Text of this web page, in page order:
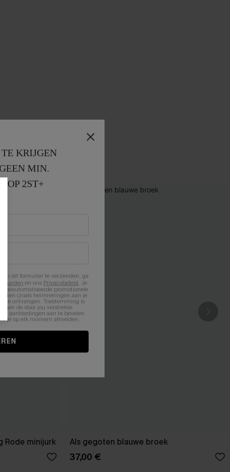
Rode minijurk Als gegoten blauwe broek
37,00 €
KRIJGEN
MIN.
OP 2ST+
en dit formulier te verzenden, ga
en ons Privacybeleid. Je
geautomatiseerde promotionele
(zoals herinneringen aan je
te ontvangen. Toestemming is
de door jou verstrekte
aanbiedingen aan te bevelen
je op elk moment afmelden.